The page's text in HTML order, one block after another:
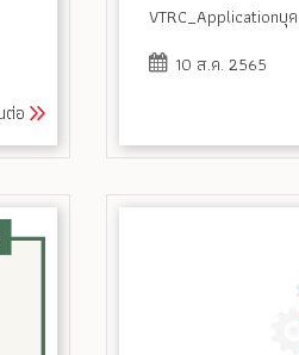
ต่อ
VTRC_Applicationบุ
10 ส.ค. 2565